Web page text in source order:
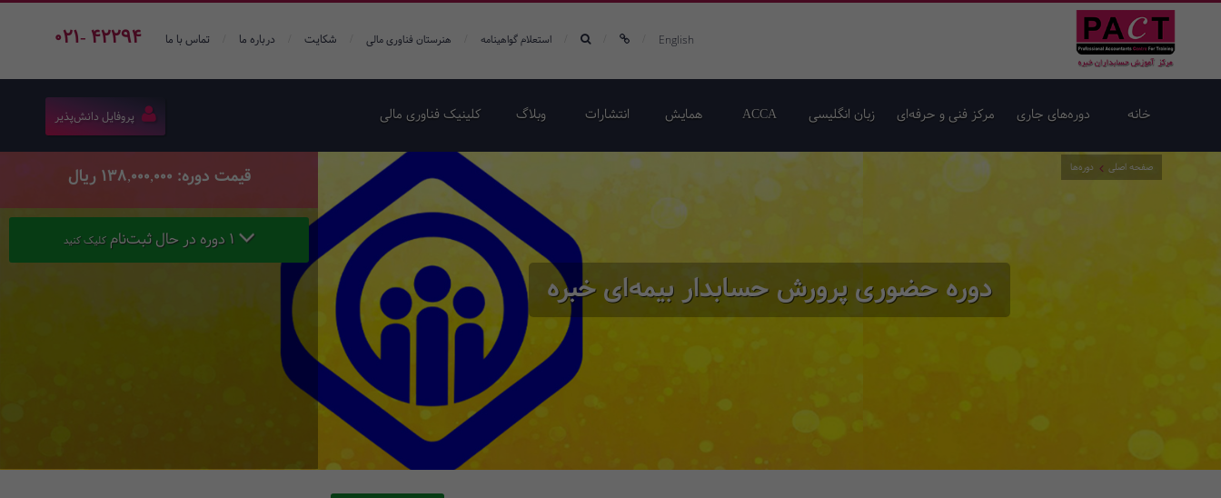
021- 42294 English استعلام گواهینامه هنرستان فناوری مالی شکایت درباره ما تماس با ما
خانه دوره‌های جاری مرکز فنی و حرفه‌ای زبان انگلیسی ACCA همایش‌ انتشارات وبلاگ کلینیک فناوری مالی پروفایل دانش‌پذیر
دوره حضوری پرورش حسابدار بیمه‌ای خبره
صفحه اصلی دوره‌ها قیمت دوره: 138,000,000 ریال
کلیک کنید